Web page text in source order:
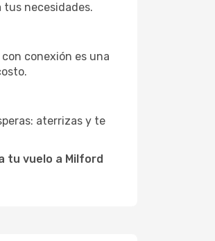
tus necesidades.
conexión es una
aterrizas y te
tu vuelo a Milford